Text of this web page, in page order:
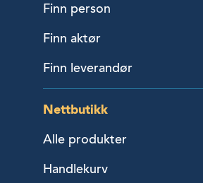
Finn person
Finn aktør
Finn leverandør
Nettbutikk
Alle produkter
Handlekurv